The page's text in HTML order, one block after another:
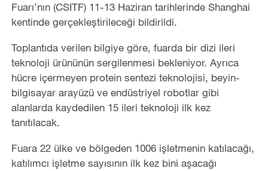
Fuarı’nın (CSITF) 11-13 Haziran tarihlerinde Shanghai
kentinde gerçekleştirileceği bildirildi.
Toplantıda verilen bilgiye göre, fuarda bir dizi ileri
teknoloji ürününün sergilenmesi bekleniyor. Ayrıca
hücre içermeyen protein sentezi teknolojisi, beyin-
bilgisayar arayüzü ve endüstriyel robotlar gibi
alanlarda kaydedilen 15 ileri teknoloji ilk kez
tanıtılacak.
Fuara 22 ülke ve bölgeden 1006 işletmenin katılacağı,
katılımcı işletme sayısının ilk kez bini aşacağı